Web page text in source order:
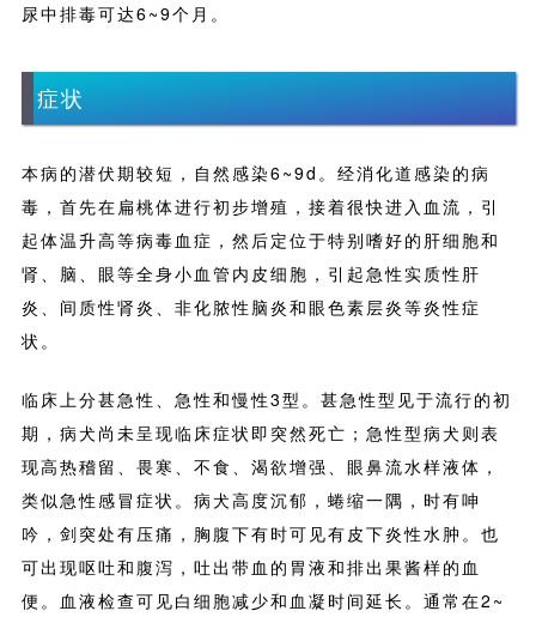
尿中排毒可达6~9个月。
症状
本病的潜伏期较短，自然感染6~9d。经消化道感染的病
毒，首先在扁桃体进行初步增殖，接着很快进入血流，引
起体温升高等病毒血症，然后定位于特别嗜好的肝细胞和
肾、脑、眼等全身小血管内皮细胞，引起急性实质性肝
炎、间质性肾炎、非化脓性脑炎和眼色素层炎等炎性症
状。
临床上分甚急性、急性和慢性3型。甚急性型见于流行的初
期，病犬尚未呈现临床症状即突然死亡；急性型病犬则表
现高热稽留、畏寒、不食、渴欲增强、眼鼻流水样液体，
类似急性感冒症状。病犬高度沉郁，蜷缩一隅，时有呻
吟，剑突处有压痛，胸腹下有时可见有皮下炎性水肿。也
可出现呕吐和腹泻，吐出带血的胃液和排出果酱样的血
便。血液检查可见白细胞减少和血凝时间延长。通常在2~